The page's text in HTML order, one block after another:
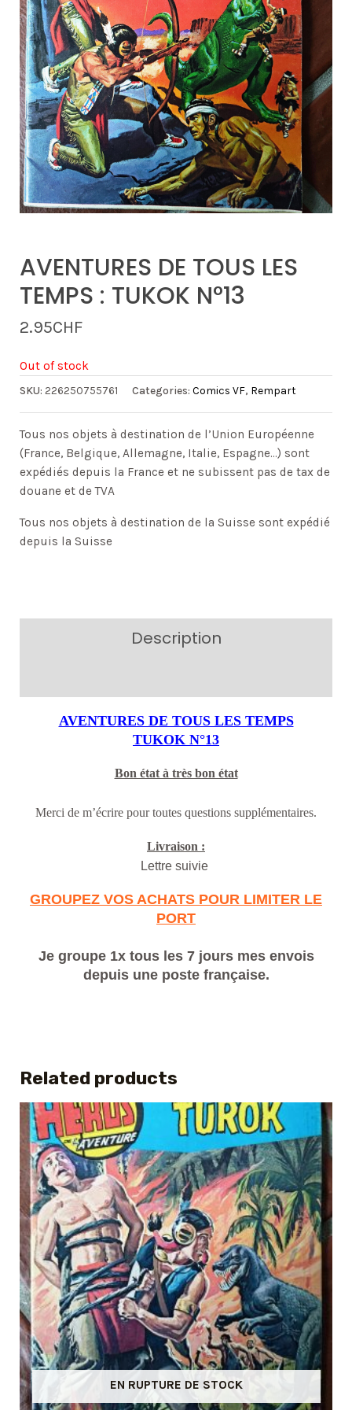
AVENTURES DE TOUS LES
TEMPS : TUKOK N°13
2.95CHF
Out of stock
SKU: 226250755761 Categories: Comics VF, Rempart
Tous nos objets à destination de l’Union Européenne
(France, Belgique, Allemagne, Italie, Espagne…) sont
expédiés depuis la France et ne subissent pas de tax de
douane et de TVA
Tous nos objets à destination de la Suisse sont expédié
depuis la Suisse
Description
AVENTURES DE TOUS LES TEMPS
TUKOK N°13
Bon état à très bon état
Merci de m’écrire pour toutes questions supplémentaires.
Livraison :
Lettre suivie
GROUPEZ VOS ACHATS POUR LIMITER LE
PORT
Je groupe 1x tous les 7 jours mes envois
depuis une poste française.
Related products
EN RUPTURE DE STOCK